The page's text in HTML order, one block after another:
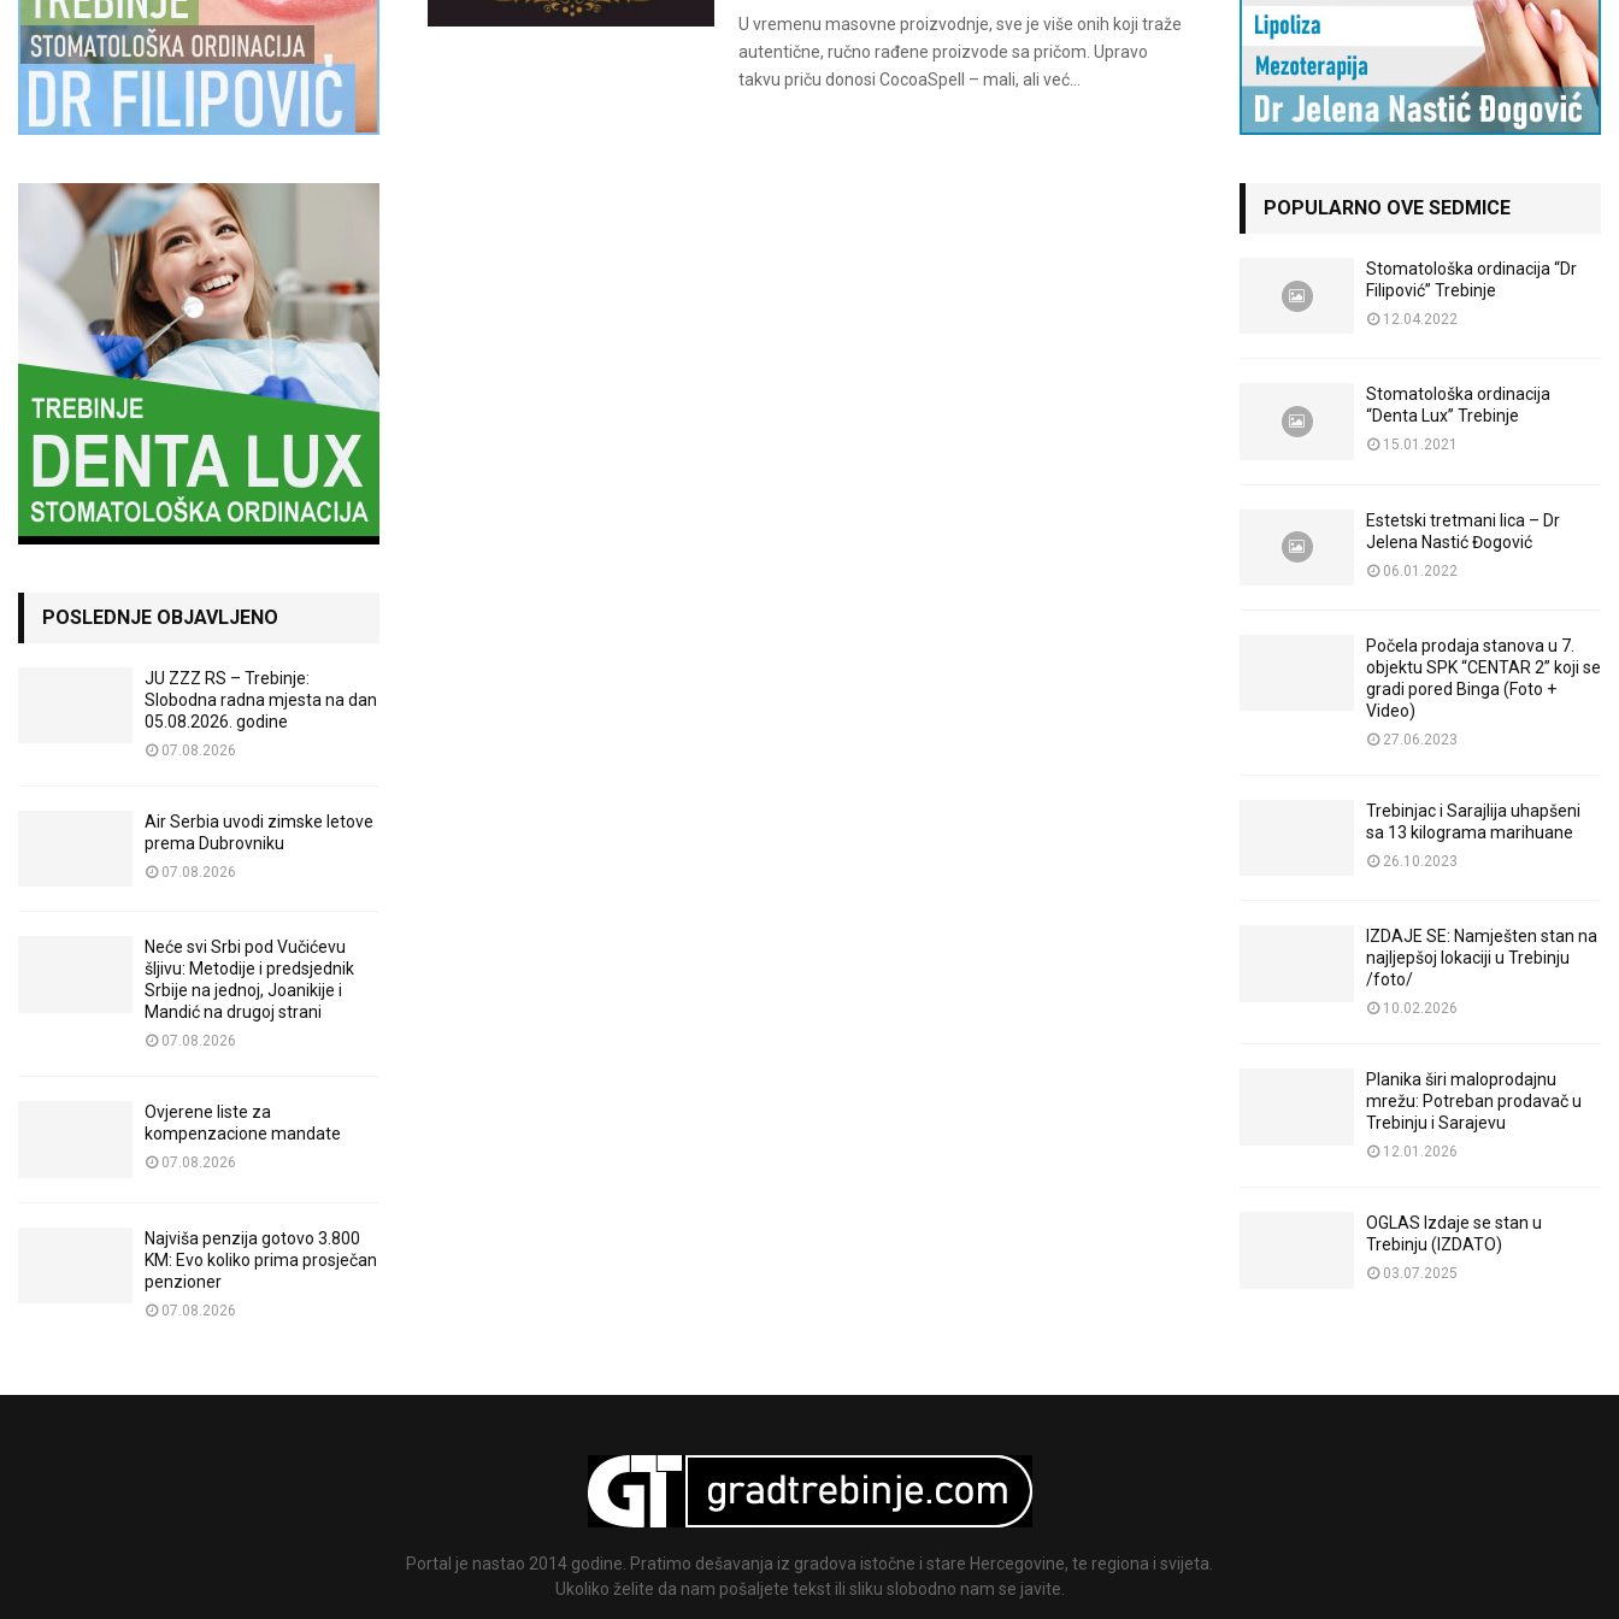
U vremenu masovne proizvodnje, sve je više onih koji traže
autentične, ručno rađene proizvode sa pričom. Upravo
takvu priču donosi CocoaSpell – mali, ali već...
POSLEDNJE OBJAVLJENO
JU ZZZ RS – Trebinje:
Slobodna radna mjesta na dan
05.08.2026. godine
07.08.2026
Air Serbia uvodi zimske letove
prema Dubrovniku
07.08.2026
Neće svi Srbi pod Vučićevu
šljivu: Metodije i predsjednik
Srbije na jednoj, Joanikije i
Mandić na drugoj strani
07.08.2026
Ovjerene liste za
kompenzacione mandate
07.08.2026
Najviša penzija gotovo 3.800
KM: Evo koliko prima prosječan
penzioner
07.08.2026
POPULARNO OVE SEDMICE
Stomatološka ordinacija “Dr
Filipović” Trebinje
12.04.2022
Stomatološka ordinacija
“Denta Lux” Trebinje
15.01.2021
Estetski tretmani lica – Dr
Jelena Nastić Đogović
06.01.2022
Počela prodaja stanova u 7.
objektu SPK “CENTAR 2” koji se
gradi pored Binga (Foto +
Video)
27.06.2023
Trebinjac i Sarajlija uhapšeni
sa 13 kilograma marihuane
26.10.2023
IZDAJE SE: Namješten stan na
najljepšoj lokaciji u Trebinju
/foto/
10.02.2026
Planika širi maloprodajnu
mrežu: Potreban prodavač u
Trebinju i Sarajevu
12.01.2026
OGLAS Izdaje se stan u
Trebinju (IZDATO)
03.07.2025
Portal je nastao 2014 godine. Pratimo dešavanja iz gradova istočne i stare Hercegovine, te regiona i svijeta.
Ukoliko želite da nam pošaljete tekst ili sliku slobodno nam se javite.